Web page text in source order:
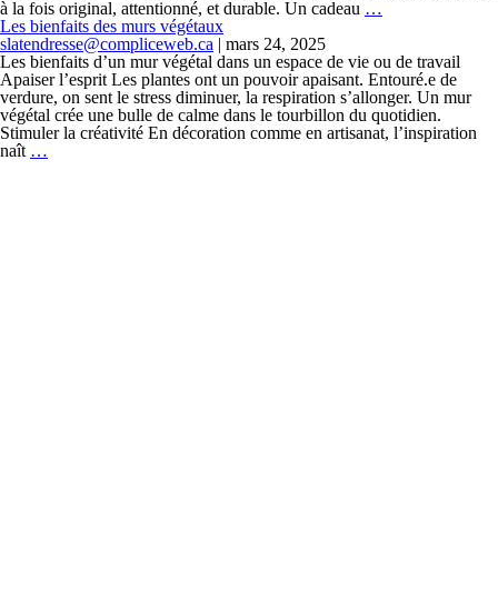
à la fois original, attentionné, et durable. Un cadeau …
Les bienfaits des murs végétaux
slatendresse@compliceweb.ca | mars 24, 2025
Les bienfaits d’un mur végétal dans un espace de vie ou de travail
Apaiser l’esprit Les plantes ont un pouvoir apaisant. Entouré.e de
verdure, on sent le stress diminuer, la respiration s’allonger. Un mur
végétal crée une bulle de calme dans le tourbillon du quotidien.
Stimuler la créativité En décoration comme en artisanat, l’inspiration
naît …